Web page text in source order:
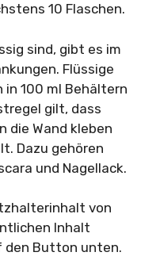
10 Flaschen.
sind, gibt es im
Flüssige
100 ml Behältern
gilt, dass
die Wand kleben
Dazu gehören
und Nagellack.
von
Inhalt
den Button unten.